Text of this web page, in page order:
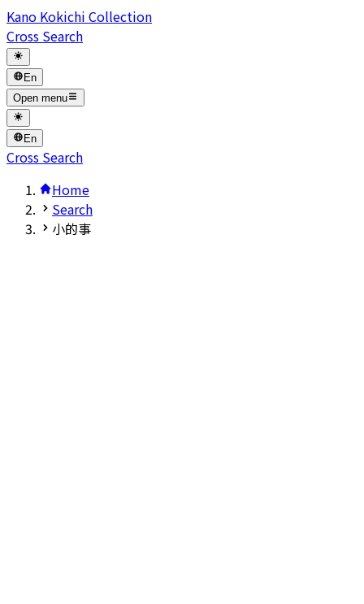
Kano Kokichi Collection
Cross Search
En
Open menu
En
Cross Search
Home
Search
小的事